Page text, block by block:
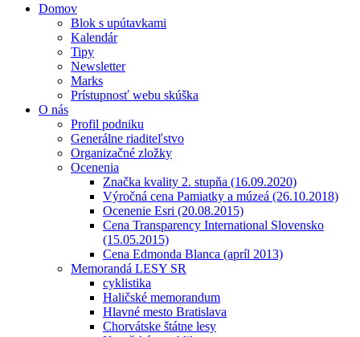
Domov
Blok s upútavkami
Kalendár
Tipy
Newsletter
Marks
Prístupnosť webu skúška
O nás
Profil podniku
Generálne riaditeľstvo
Organizačné zložky
Ocenenia
Značka kvality 2. stupňa (16.09.2020)
Výročná cena Pamiatky a múzeá (26.10.2018)
Ocenenie Esri (20.08.2015)
Cena Transparency International Slovensko
(15.05.2015)
Cena Edmonda Blanca (apríl 2013)
Memorandá LESY SR
cyklistika
Haličské memorandum
Hlavné mesto Bratislava
Chorvátske štátne lesy